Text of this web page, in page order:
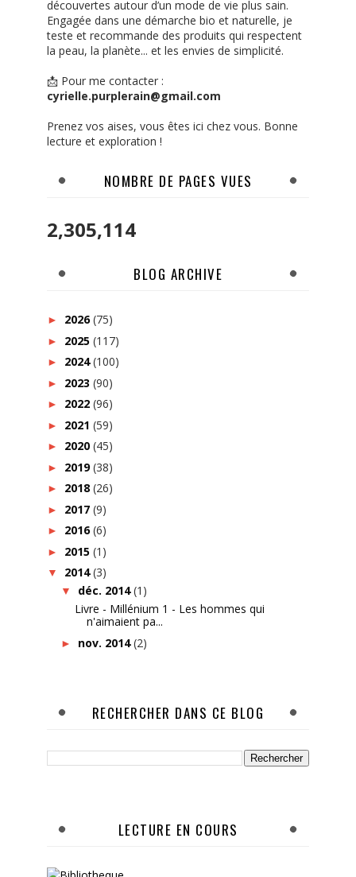
découvertes autour d’un mode de vie plus sain.
Engagée dans une démarche bio et naturelle, je
teste et recommande des produits qui respectent
la peau, la planète... et les envies de simplicité.
📩 Pour me contacter :
cyrielle.purplerain@gmail.com
Prenez vos aises, vous êtes ici chez vous. Bonne
lecture et exploration !
NOMBRE DE PAGES VUES
2,305,114
BLOG ARCHIVE
► 2026(75)
► 2025 (117)
► 2024(100)
► 2023 (90)
► 2022 (96)
► 2021 (59)
► 2020 (45)
► 2019(38)
► 2018 (26)
► 2017 (9)
► 2016(6)
► 2015 (1)
▼ 2014(3)
▼ déc. 2014(1)
Livre - Millénium 1 - Les hommes qui
n'aimaient pa...
► nov. 2014(2)
RECHERCHER DANS CE BLOG
LECTURE EN COURS